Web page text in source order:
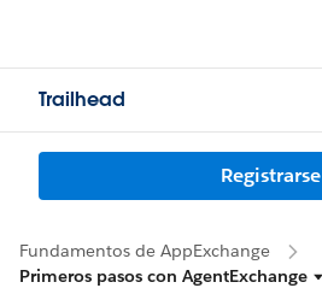
Trailhead
Registrarse
Fundamentos de AppExchange
Primeros pasos con AgentExchange